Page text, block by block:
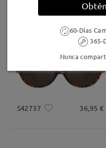
S04794 36,95 €
S42737 36,95 €
60-Días
365-
Nunca